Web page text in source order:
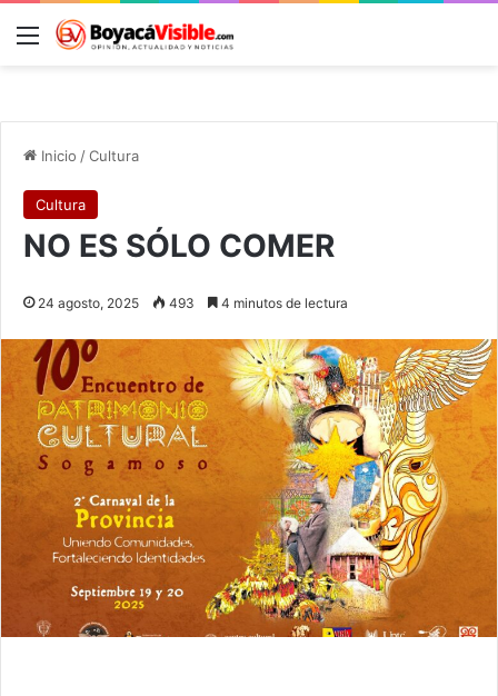
Menú
Inicio /Cultura
Cultura
NO ES SÓLO COMER
24 agosto, 2025 493 4 minutos de lectura